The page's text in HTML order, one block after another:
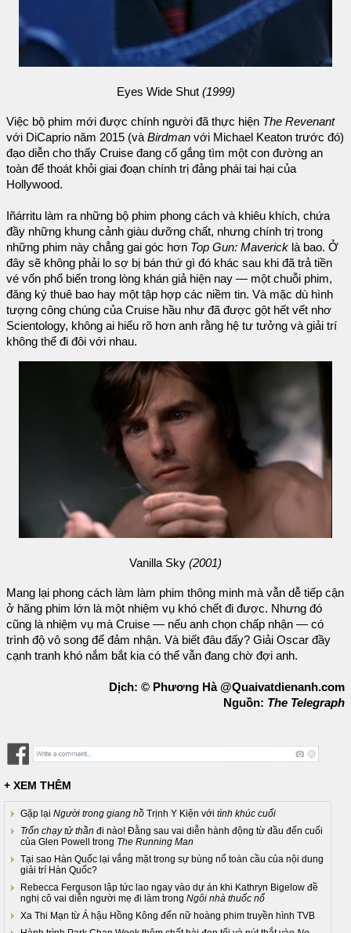
Eyes Wide Shut (1999)
Việc bộ phim mới được chính người đã thực hiện The Revenant
với DiCaprio năm 2015 (và Birdman với Michael Keaton trước đó)
đạo diễn cho thấy Cruise đang cố gắng tìm một con đường an
toàn để thoát khỏi giai đoạn chính trị đảng phái tai hại của
Hollywood.
Iñárritu làm ra những bộ phim phong cách và khiêu khích, chứa
đầy những khung cảnh giàu dưỡng chất, nhưng chính trị trong
những phim này chẳng gai góc hơn Top Gun: Maverick là bao. Ở
đây sẽ không phải lo sợ bị bán thứ gì đó khác sau khi đã trả tiền
vé vốn phổ biến trong lòng khán giả hiện nay — một chuỗi phim,
đăng ký thuê bao hay một tập hợp các niềm tin. Và mặc dù hình
tượng công chúng của Cruise hầu như đã được gột hết vết nhơ
Scientology, không ai hiểu rõ hơn anh rằng hệ tư tưởng và giải trí
không thể đi đôi với nhau.
Vanilla Sky (2001)
Mang lại phong cách làm làm phim thông minh mà vẫn dễ tiếp cận
ở hãng phim lớn là một nhiệm vụ khó chết đi được. Nhưng đó
cũng là nhiệm vụ mà Cruise — nếu anh chọn chấp nhận — có
trình độ vô song để đảm nhận. Và biết đâu đấy? Giải Oscar đầy
cạnh tranh khó nắm bắt kia có thể vẫn đang chờ đợi anh.
Dịch: © Phương Hà @Quaivatdienanh.com
Nguồn: The Telegraph
+ XEM THÊM
Gặp lại Người trong giang hồ Trịnh Y Kiện với tình khúc cuối
Trốn chạy tử thần đi nào! Đằng sau vai diễn hành động từ đầu đến cuối
của Glen Powell trong The Running Man
Tại sao Hàn Quốc lại vắng mặt trong sự bùng nổ toàn cầu của nội dung
giải trí Hàn Quốc?
Rebecca Ferguson lập tức lao ngay vào dự án khi Kathryn Bigelow đề
nghị cô vai diễn người mẹ đi làm trong Ngôi nhà thuốc nổ
Xa Thi Mạn từ Á hậu Hồng Kông đến nữ hoàng phim truyền hình TVB